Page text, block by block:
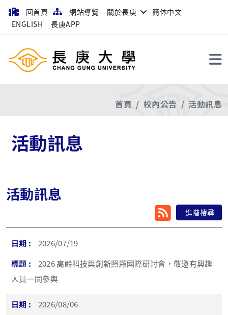
回首頁 網站導覽 關於長庚
簡体中文
ENGLISH
長庚APP
首頁 校內公告 活動訊息
活動訊息
活動訊息
RSS 進階搜尋
2026/07/19
2026 高齡科技與創新照顧國際研討會，敬邀有興趣
人員一同參與
2026/08/06